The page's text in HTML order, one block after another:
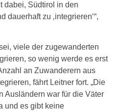
dabei, Südtirol in den
dauerhaft zu ‚integrieren‘“,
viele der zugewanderten
so wenig werde es erst
an Zuwanderern aus
fährt Leitner fort. „Die
Ausländern war für die Väter
und es gibt keine